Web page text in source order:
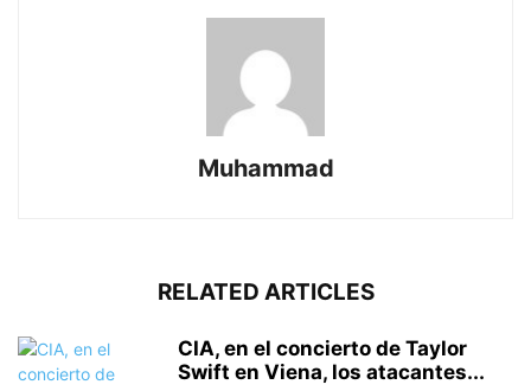
Muhammad
RELATED ARTICLES
CIA, en el concierto de Taylor
Swift en Viena, los atacantes...